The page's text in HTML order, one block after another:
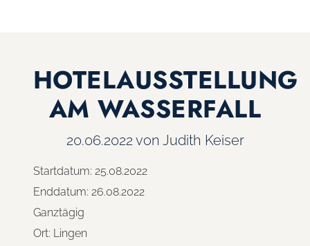
HOTELAUSSTELLUNG
AM WASSERFALL
20.06.2022 von Judith Keiser
Startdatum: 25.08.2022
Enddatum: 26.08.2022
Ganztägig
Ort: Lingen